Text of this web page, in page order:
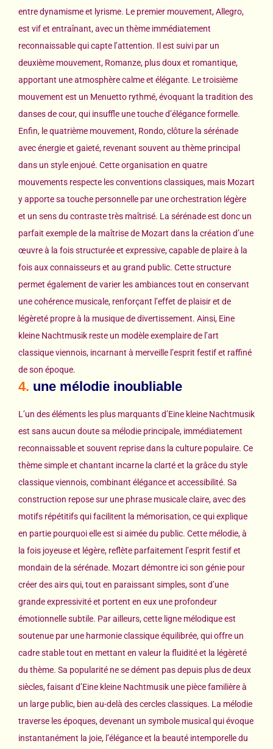
entre dynamisme et lyrisme. Le premier mouvement, Allegro,
est vif et entraînant, avec un thème immédiatement
reconnaissable qui capte l’attention. Il est suivi par un
deuxième mouvement, Romanze, plus doux et romantique,
apportant une atmosphère calme et élégante. Le troisième
mouvement est un Menuetto rythmé, évoquant la tradition des
danses de cour, qui insuffle une touche d’élégance formelle.
Enfin, le quatrième mouvement, Rondo, clôture la sérénade
avec énergie et gaieté, revenant souvent au thème principal
dans un style enjoué. Cette organisation en quatre
mouvements respecte les conventions classiques, mais Mozart
y apporte sa touche personnelle par une orchestration légère
et un sens du contraste très maîtrisé. La sérénade est donc un
parfait exemple de la maîtrise de Mozart dans la création d’une
œuvre à la fois structurée et expressive, capable de plaire à la
fois aux connaisseurs et au grand public. Cette structure
permet également de varier les ambiances tout en conservant
une cohérence musicale, renforçant l’effet de plaisir et de
légèreté propre à la musique de divertissement. Ainsi, Eine
kleine Nachtmusik reste un modèle exemplaire de l’art
classique viennois, incarnant à merveille l’esprit festif et raffiné
de son époque.
4. une mélodie inoubliable
L’un des éléments les plus marquants d’Eine kleine Nachtmusik
est sans aucun doute sa mélodie principale, immédiatement
reconnaissable et souvent reprise dans la culture populaire. Ce
thème simple et chantant incarne la clarté et la grâce du style
classique viennois, combinant élégance et accessibilité. Sa
construction repose sur une phrase musicale claire, avec des
motifs répétitifs qui facilitent la mémorisation, ce qui explique
en partie pourquoi elle est si aimée du public. Cette mélodie, à
la fois joyeuse et légère, reflète parfaitement l’esprit festif et
mondain de la sérénade. Mozart démontre ici son génie pour
créer des airs qui, tout en paraissant simples, sont d’une
grande expressivité et portent en eux une profondeur
émotionnelle subtile. Par ailleurs, cette ligne mélodique est
soutenue par une harmonie classique équilibrée, qui offre un
cadre stable tout en mettant en valeur la fluidité et la légèreté
du thème. Sa popularité ne se dément pas depuis plus de deux
siècles, faisant d’Eine kleine Nachtmusik une pièce familière à
un large public, bien au-delà des cercles classiques. La mélodie
traverse les époques, devenant un symbole musical qui évoque
instantanément la joie, l’élégance et la beauté intemporelle du